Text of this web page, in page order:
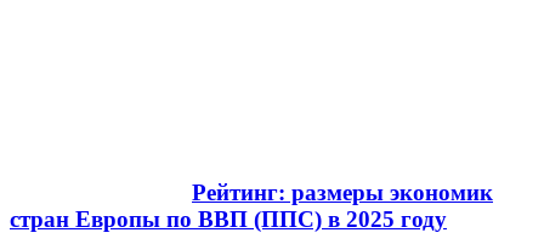
Рейтинг: размеры экономик
стран Европы по ВВП (ППС) в 2025 году